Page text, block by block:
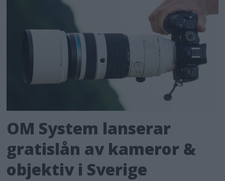
OM System lanserar
gratislån av kameror &
objektiv i Sverige